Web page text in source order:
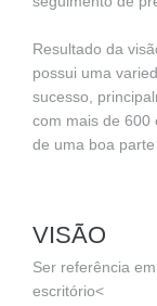
Resultado da
possui uma
sucesso,
com mais de 600
de uma boa
VISÃO
Ser referência
escritório<